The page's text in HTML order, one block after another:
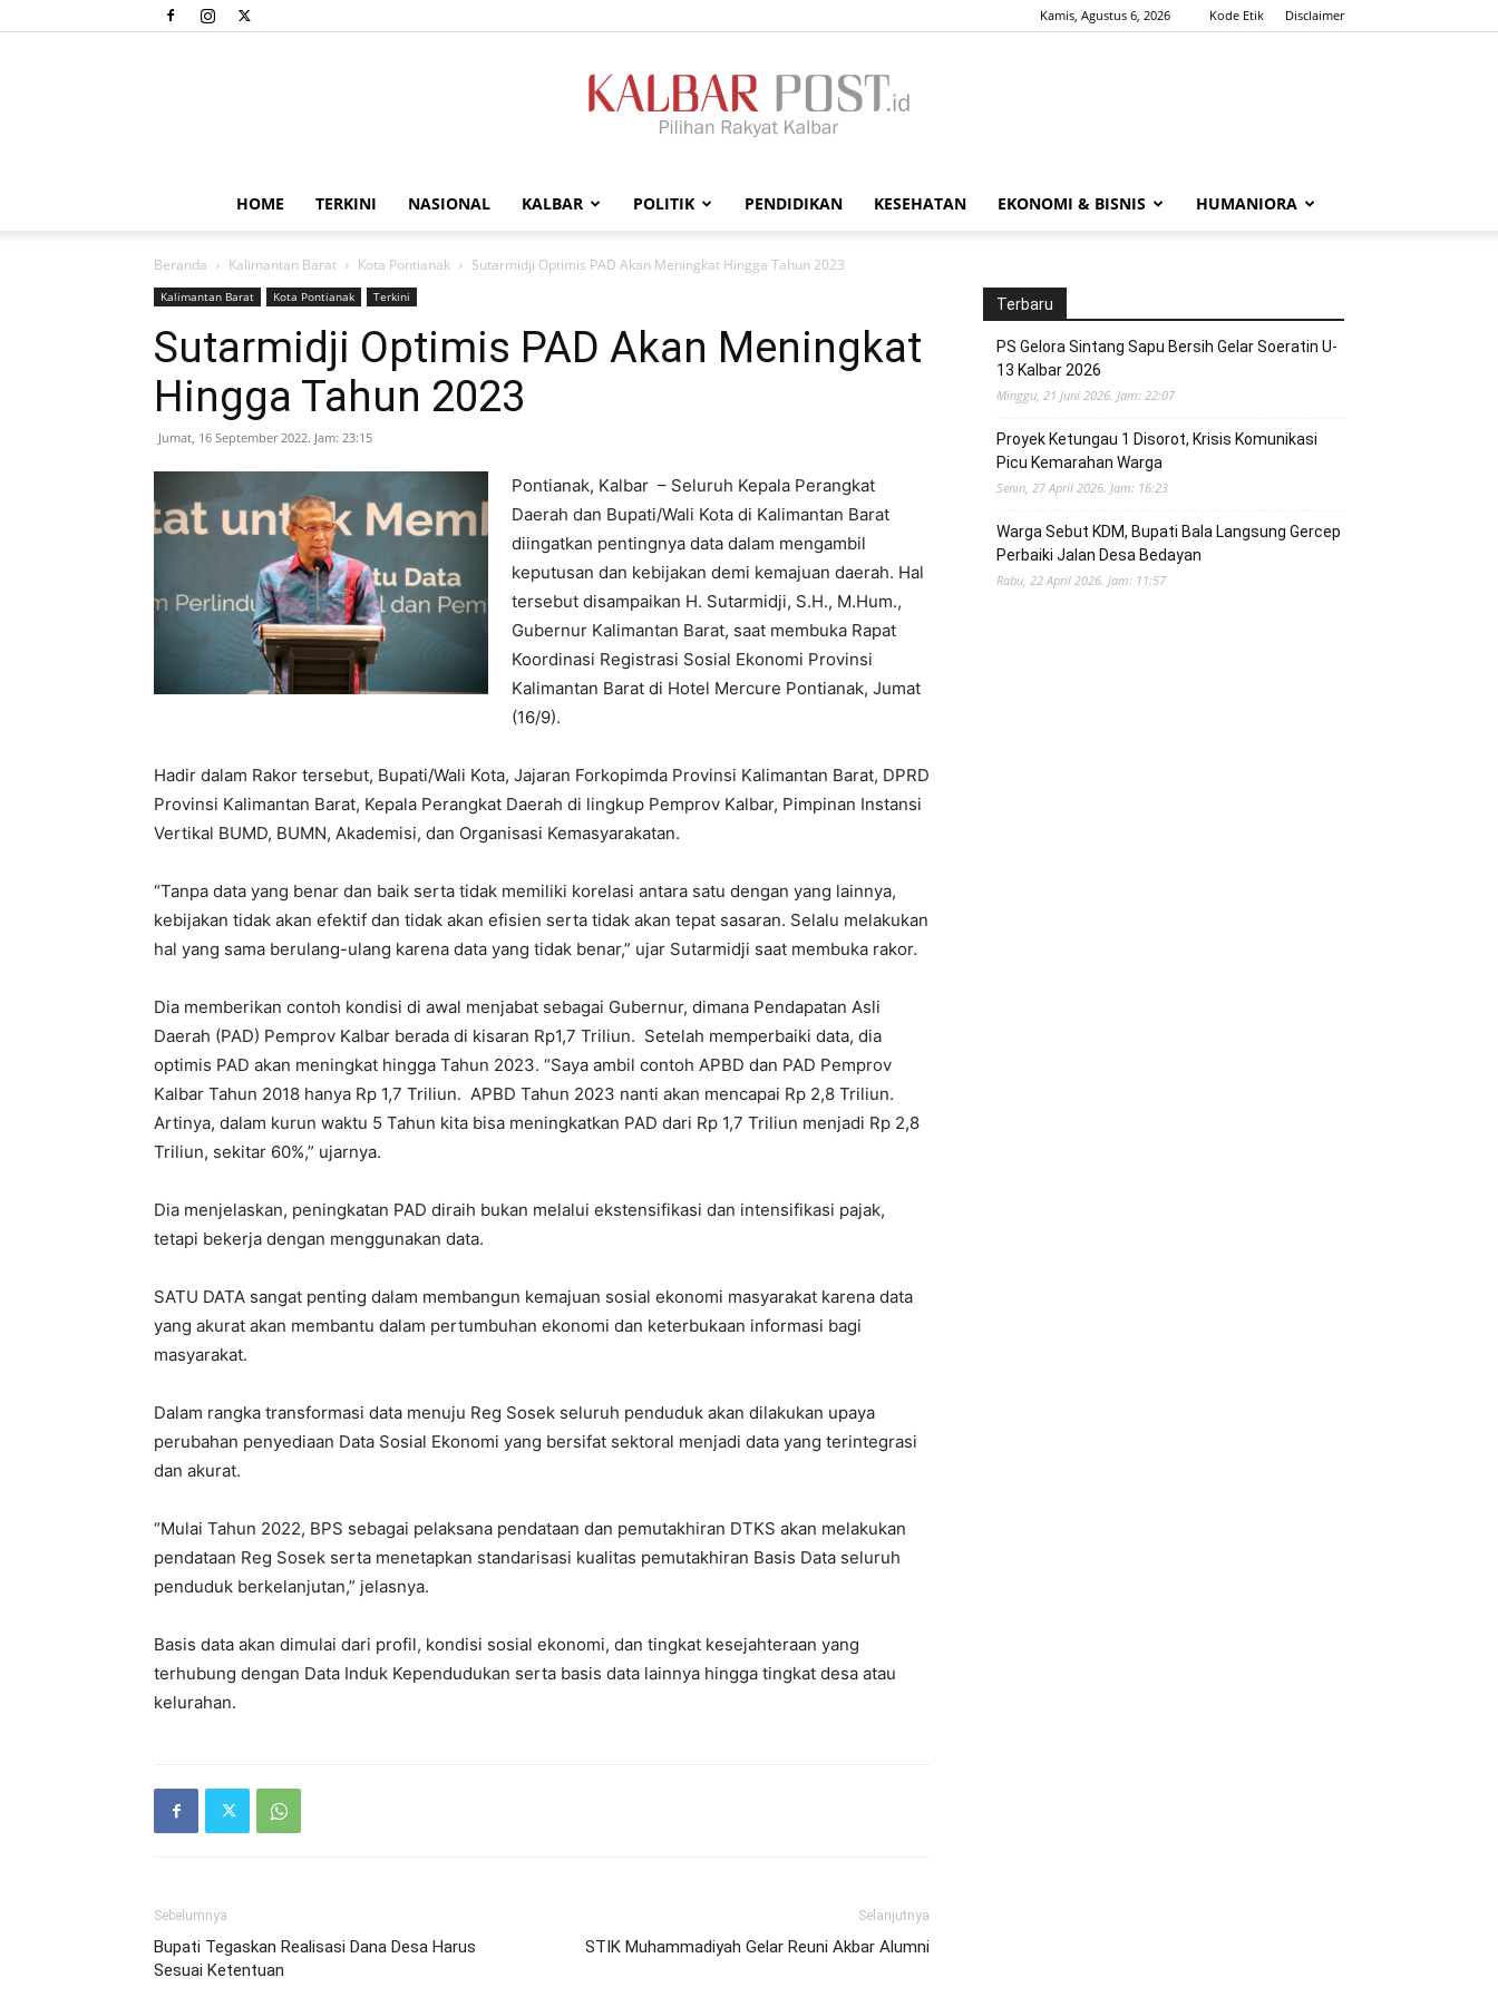
Kamis, Agustus 6, 2026 Kode Etik Disclaimer
HOME TERKINI NASIONAL KALBAR POLITIK PENDIDIKAN KESEHATAN EKONOMI & BISNIS HUMANIORA
Beranda Kalimantan Barat Kota Pontianak Sutarmidji Optimis PAD Akan Meningkat Hingga Tahun 2023
Kalimantan Barat Kota Pontianak Terkini
Sutarmidji Optimis PAD Akan Meningkat
Hingga Tahun 2023
Jumat, 16 September 2022. Jam: 23:15
Pontianak, Kalbar – Seluruh Kepala Perangkat
Daerah dan Bupati/Wali Kota di Kalimantan Barat
diingatkan pentingnya data dalam mengambil
keputusan dan kebijakan demi kemajuan daerah. Hal
tersebut disampaikan H. Sutarmidji, S.H., M.Hum.,
Gubernur Kalimantan Barat, saat membuka Rapat
Koordinasi Registrasi Sosial Ekonomi Provinsi
Kalimantan Barat di Hotel Mercure Pontianak, Jumat
(16/9).
Hadir dalam Rakor tersebut, Bupati/Wali Kota, Jajaran Forkopimda Provinsi Kalimantan Barat, DPRD
Provinsi Kalimantan Barat, Kepala Perangkat Daerah di lingkup Pemprov Kalbar, Pimpinan Instansi
Vertikal BUMD, BUMN, Akademisi, dan Organisasi Kemasyarakatan.
“Tanpa data yang benar dan baik serta tidak memiliki korelasi antara satu dengan yang lainnya,
kebijakan tidak akan efektif dan tidak akan efisien serta tidak akan tepat sasaran. Selalu melakukan
hal yang sama berulang-ulang karena data yang tidak benar,” ujar Sutarmidji saat membuka rakor.
Dia memberikan contoh kondisi di awal menjabat sebagai Gubernur, dimana Pendapatan Asli
Daerah (PAD) Pemprov Kalbar berada di kisaran Rp1,7 Triliun. Setelah memperbaiki data, dia
optimis PAD akan meningkat hingga Tahun 2023. “Saya ambil contoh APBD dan PAD Pemprov
Kalbar Tahun 2018 hanya Rp 1,7 Triliun. APBD Tahun 2023 nanti akan mencapai Rp 2,8 Triliun.
Artinya, dalam kurun waktu 5 Tahun kita bisa meningkatkan PAD dari Rp 1,7 Triliun menjadi Rp 2,8
Triliun, sekitar 60%,” ujarnya.
Dia menjelaskan, peningkatan PAD diraih bukan melalui ekstensifikasi dan intensifikasi pajak,
tetapi bekerja dengan menggunakan data.
SATU DATA sangat penting dalam membangun kemajuan sosial ekonomi masyarakat karena data
yang akurat akan membantu dalam pertumbuhan ekonomi dan keterbukaan informasi bagi
masyarakat.
Dalam rangka transformasi data menuju Reg Sosek seluruh penduduk akan dilakukan upaya
perubahan penyediaan Data Sosial Ekonomi yang bersifat sektoral menjadi data yang terintegrasi
dan akurat.
“Mulai Tahun 2022, BPS sebagai pelaksana pendataan dan pemutakhiran DTKS akan melakukan
pendataan Reg Sosek serta menetapkan standarisasi kualitas pemutakhiran Basis Data seluruh
penduduk berkelanjutan,” jelasnya.
Basis data akan dimulai dari profil, kondisi sosial ekonomi, dan tingkat kesejahteraan yang
terhubung dengan Data Induk Kependudukan serta basis data lainnya hingga tingkat desa atau
kelurahan.
Sebelumnya
Bupati Tegaskan Realisasi Dana Desa Harus
Sesuai Ketentuan
Selanjutnya
STIK Muhammadiyah Gelar Reuni Akbar Alumni
Terbaru
PS Gelora Sintang Sapu Bersih Gelar Soeratin U-
13 Kalbar 2026
Minggu, 21 Juni 2026. Jam: 22:07
Proyek Ketungau 1 Disorot, Krisis Komunikasi
Picu Kemarahan Warga
Senin, 27 April 2026. Jam: 16:23
Warga Sebut KDM, Bupati Bala Langsung Gercep
Perbaiki Jalan Desa Bedayan
Rabu, 22 April 2026. Jam: 11:57